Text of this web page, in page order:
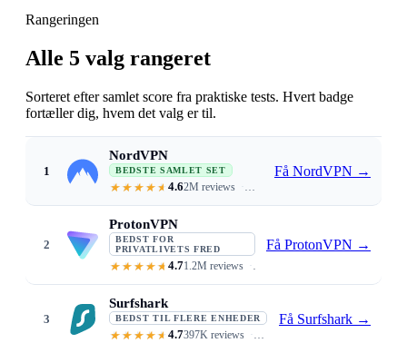
Rangeringen
Alle 5 valg rangeret
Sorteret efter samlet score fra praktiske tests. Hvert badge
fortæller dig, hvem det valg er til.
1
NordVPN
BEDSTE SAMLET SET
4.62M reviews
Få NordVPN →
2
ProtonVPN
BEDST FOR
PRIVATLIVETS FRED
4.71.2M reviews
Få ProtonVPN →
3
Surfshark
BEDST TIL FLERE ENHEDER
4.7397K reviews
Få Surfshark →